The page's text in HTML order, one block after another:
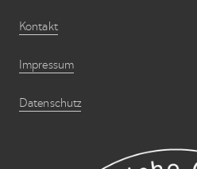
Kontakt
Impressum
Datenschutz